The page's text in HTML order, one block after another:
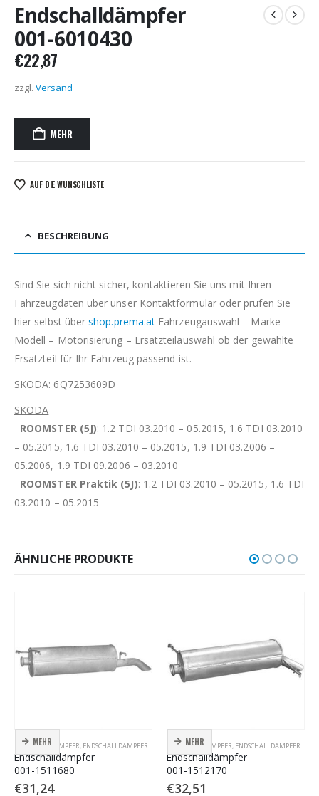
Endschalldämpfer
001-6010430
€22,87
zzgl. Versand
MEHR
AUF DIE WUNSCHLISTE
BESCHREIBUNG
Sind Sie sich nicht sicher, kontaktieren Sie uns mit Ihren
Fahrzeugdaten über unser Kontaktformular oder prüfen Sie
hier selbst übershop.prema.at Fahrzeugauswahl – Marke –
Modell – Motorisierung – Ersatzteilauswahl ob der gewählte
Ersatzteil für Ihr Fahrzeug passend ist.
SKODA: 6Q7253609D
SKODA
ROOMSTER (5J): 1.2 TDI 03.2010 – 05.2015, 1.6 TDI 03.2010
– 05.2015, 1.6 TDI 03.2010 – 05.2015, 1.9 TDI 03.2006 –
05.2006, 1.9 TDI 09.2006 – 03.2010
ROOMSTER Praktik (5J): 1.2 TDI 03.2010 – 05.2015, 1.6 TDI
03.2010 – 05.2015
ÄHNLICHE PRODUKTE
MEHR
ENDSCHALLDÄMPFER, ENDSCHALLDÄMPFER
Endschalldämpfer
001-1511680
€31,24
MEHR
ENDSCHALLDÄMPFER, ENDSCHALLDÄMPFER
Endschalldämpfer
001-1512170
€32,51